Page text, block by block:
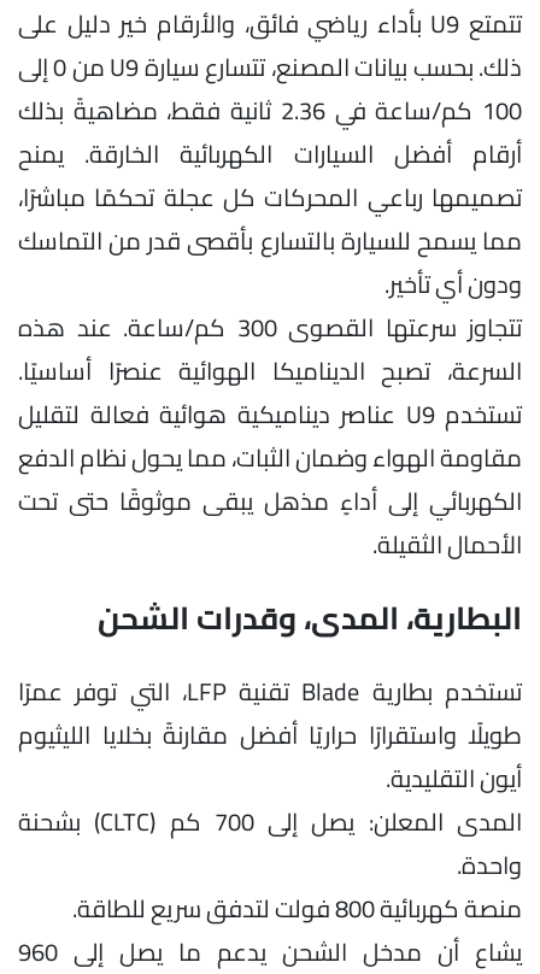
تتمتع U9 بأداء رياضي فائق، والأرقام خير دليل على
ذلك. بحسب بيانات المصنع، تتسارع سيارة U9 من 0 إلى
100 كم/ساعة في 2.36 ثانية فقط، مضاهيةً بذلك
أرقام أفضل السيارات الكهربائية الخارقة. يمنح
تصميمها رباعي المحركات كل عجلة تحكمًا مباشرًا،
مما يسمح للسيارة بالتسارع بأقصى قدر من التماسك
ودون أي تأخير.
تتجاوز سرعتها القصوى 300 كم/ساعة. عند هذه
السرعة، تصبح الديناميكا الهوائية عنصرًا أساسيًا.
تستخدم U9 عناصر ديناميكية هوائية فعالة لتقليل
مقاومة الهواء وضمان الثبات، مما يحول نظام الدفع
الكهربائي إلى أداءٍ مذهل يبقى موثوقًا حتى تحت
الأحمال الثقيلة.
البطارية، المدى، وقدرات الشحن
تستخدم بطارية Blade تقنية LFP، التي توفر عمرًا
طويلًا واستقرارًا حراريًا أفضل مقارنةً بخلايا الليثيوم
أيون التقليدية.
المدى المعلن: يصل إلى 700 كم (CLTC) بشحنة
واحدة.
منصة كهربائية 800 فولت لتدفق سريع للطاقة.
يشاع أن مدخل الشحن يدعم ما يصل إلى 960